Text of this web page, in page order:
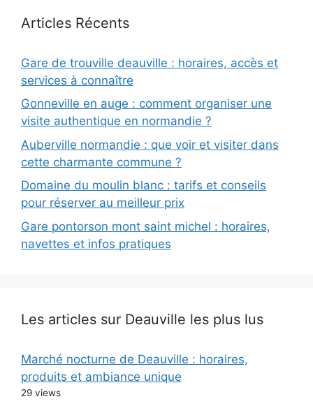
Articles Récents
Gare de trouville deauville : horaires, accès et
services à connaître
Gonneville en auge : comment organiser une
visite authentique en normandie ?
Auberville normandie : que voir et visiter dans
cette charmante commune ?
Domaine du moulin blanc : tarifs et conseils
pour réserver au meilleur prix
Gare pontorson mont saint michel : horaires,
navettes et infos pratiques
Les articles sur Deauville les plus lus
Marché nocturne de Deauville : horaires,
produits et ambiance unique
29 views